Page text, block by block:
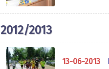
2012/2013
13-06-2013